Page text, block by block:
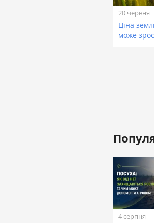
20 червня
Ціна
може
4 серпня